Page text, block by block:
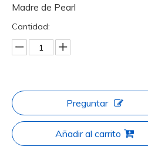
Madre de Pearl
Cantidad:
Preguntar
Añadir al carrito